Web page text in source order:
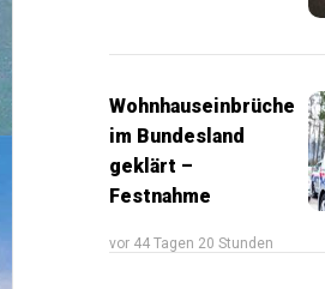
Wohnhauseinbrüche
im Bundesland
geklärt –
Festnahme
vor 44 Tagen 20 Stunden